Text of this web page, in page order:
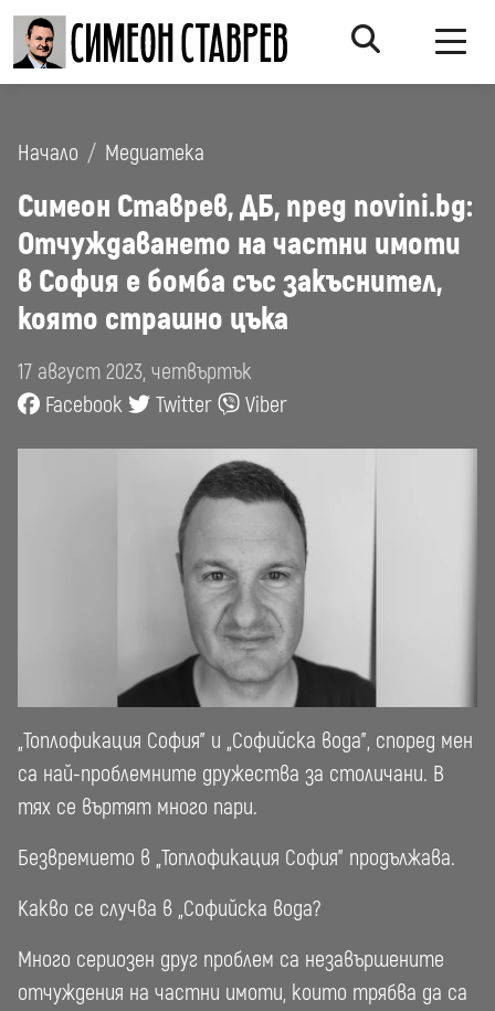
Начало Медиатека
Симеон Ставрев, ДБ, пред novini.bg:
Отчуждаването на частни имоти
в София е бомба със закъснител,
която страшно цъка
17 август 2023, четвъртък
Facebook
Twitter Viber
„Топлофикация София” и „Софийска вода”, според мен
са най-проблемните дружества за столичани. В
тях се въртят много пари.
Безвремието в „Топлофикация София” продължава.
Какво се случва в „Софийска вода?
Много сериозен друг проблем са незавършените
отчуждения на частни имоти, които трябва да са